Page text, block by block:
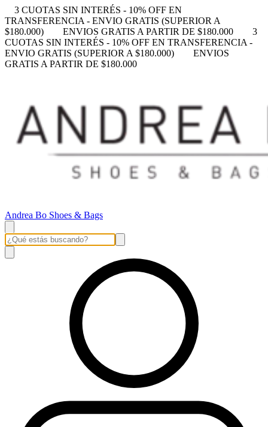
3 CUOTAS SIN INTERÉS - 10% OFF EN
TRANSFERENCIA - ENVIO GRATIS (SUPERIOR A
$180.000)
ENVIOS GRATIS A PARTIR DE $180.000
3
CUOTAS SIN INTERÉS - 10% OFF EN TRANSFERENCIA -
ENVIO GRATIS (SUPERIOR A $180.000)
ENVIOS
GRATIS A PARTIR DE $180.000
Andrea Bo Shoes & Bags